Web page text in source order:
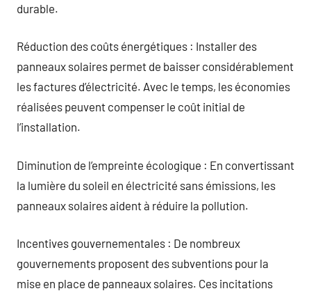
durable.
Réduction des coûts énergétiques : Installer des
panneaux solaires permet de baisser considérablement
les factures d’électricité. Avec le temps, les économies
réalisées peuvent compenser le coût initial de
l’installation.
Diminution de l’empreinte écologique : En convertissant
la lumière du soleil en électricité sans émissions, les
panneaux solaires aident à réduire la pollution.
Incentives gouvernementales : De nombreux
gouvernements proposent des subventions pour la
mise en place de panneaux solaires. Ces incitations